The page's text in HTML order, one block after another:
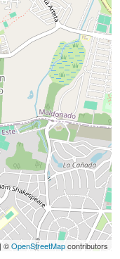
| ©OpenStreetMapcontributors